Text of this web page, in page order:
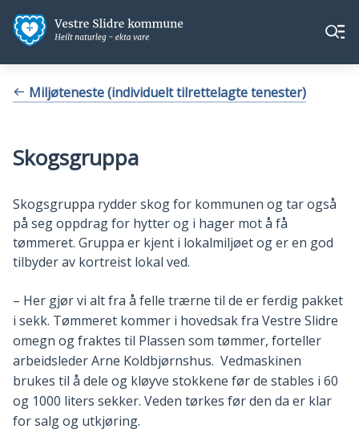
Vestre
Slidre
kommune
Vestre
Slidre
kommune
Meny
Du Miljøteneste (individuelt tilrettelagte tenester)
Skogsgruppa
Skogsgruppa rydder skog for kommunen og tar også
på seg oppdrag for hytter og i hager mot å få
tømmeret. Gruppa er kjent i lokalmiljøet og er en god
tilbyder av kortreist lokal ved.
– Her gjør vi alt fra å felle trærne til de er ferdig pakket
i sekk. Tømmeret kommer i hovedsak fra Vestre Slidre
omegn og fraktes til Plassen som tømmer, forteller
arbeidsleder Arne Koldbjørnshus. Vedmaskinen
brukes til å dele og kløyve stokkene før de stables i 60
og 1000 liters sekker. Veden tørkes før den da er klar
for salg og utkjøring.